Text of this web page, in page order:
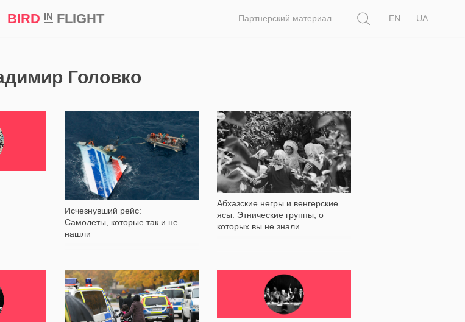
BIRD INFLIGHT Партнерский материал
EN
UA
Головко
Исчезнувший рейс:
Самолеты, которые так и не
нашли
46 703
Абхазские негры и венгерские
ясы: Этнические группы, о
которых вы не знали
17 255
3 250